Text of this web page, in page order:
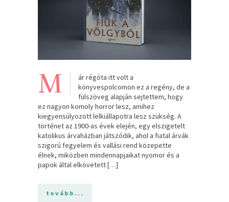
M
ár régóta itt volt a
könyvespolcomon ez a regény, de a
fülszöveg alapján sejtettem, hogy
ez nagyon komoly horror lesz, amihez
kiegyensúlyozott lelkiállapotra lesz szükség. A
történet az 1900-as évek elején, egy elszigetelt
katolikus árvaházban játszódik, ahol a fiatal árvák
szigorú fegyelem és vallási rend közepette
élnek, miközben mindennapjaikat nyomor és a
papok által elkövetett […]
tovább...